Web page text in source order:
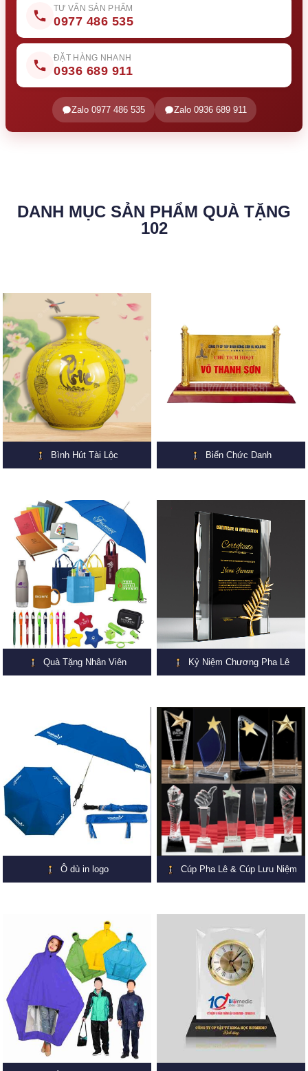
TƯ VẤN SẢN PHẨM
0977 486 535
ĐẶT HÀNG NHANH
0936 689 911
Zalo 0977 486 535 Zalo 0936 689 911
DANH MỤC SẢN PHẨM QUÀ TẶNG
102
Bình Hút Tài Lộc Biển Chức Danh
Quà Tặng Nhân Viên Kỷ Niệm Chương Pha Lê
Ô dù in logo Cúp Pha Lê & Cúp Lưu Niệm